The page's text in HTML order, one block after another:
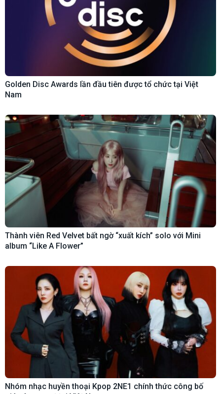
Golden Disc Awards lần đầu tiên được tổ chức tại Việt
Nam
Thành viên Red Velvet bất ngờ “xuất kích” solo với Mini
album “Like A Flower”
Nhóm nhạc huyền thoại Kpop 2NE1 chính thức công bố